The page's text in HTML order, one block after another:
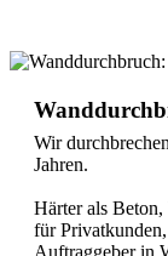
Wir
Jahren.
Härter als
für
Auftraggeber in